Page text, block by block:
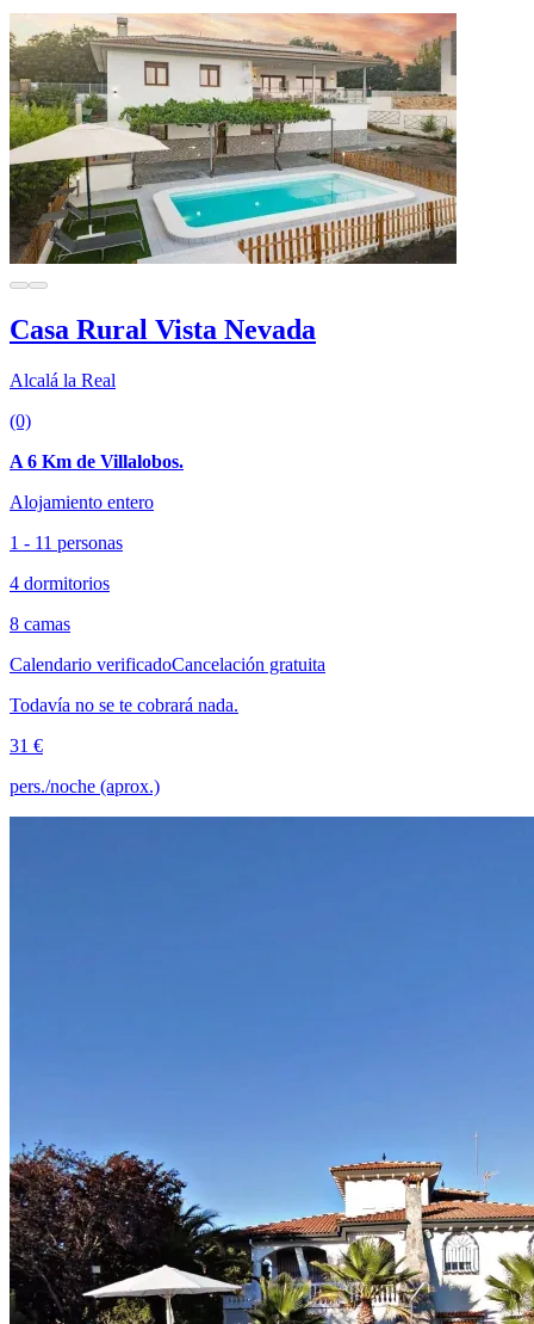
Casa Rural Vista Nevada
Alcalá la Real
(0)
A 6 Km de Villalobos.
Alojamiento entero
1 - 11 personas
4 dormitorios
8 camas
Calendario verificadoCancelación gratuita
Todavía no se te cobrará nada.
31 €
pers./noche (aprox.)